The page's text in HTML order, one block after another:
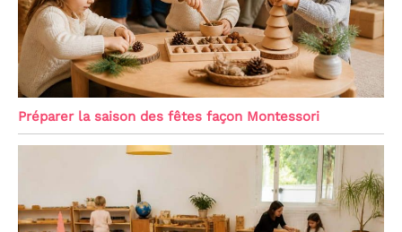
Préparer la saison des fêtes façon Montessori